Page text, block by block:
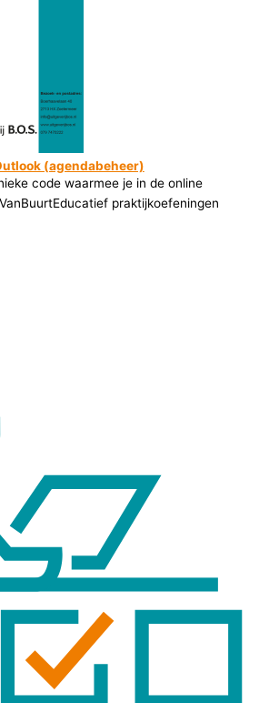
(agendabeheer)
code waarmee je in de online
praktijkoefeningen